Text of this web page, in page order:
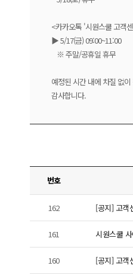
<카카오톡 '시원스쿨 고객
▶ 5/17(금) 09:00~11:00
※ 주말/공휴일 휴무
예정된 시간 내에 차질 없
감사합니다.
번호
162 [공지] 고객
161 시원스쿨
160 [공지] 고객